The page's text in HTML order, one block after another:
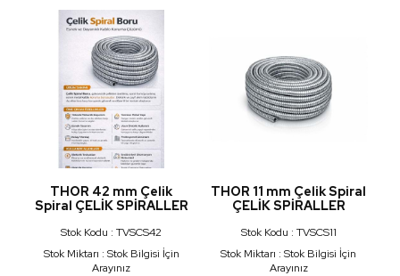
THOR 42 mm Çelik
Spiral ÇELİK SPİRALLER
Stok Kodu : TVSCS42
Stok Miktarı : Stok Bilgisi İçin
Arayınız
THOR 11 mm Çelik Spiral
ÇELİK SPİRALLER
Stok Kodu : TVSCS11
Stok Miktarı : Stok Bilgisi İçin
Arayınız